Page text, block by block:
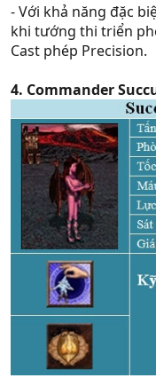
- Với khả năng đặc
khi tướng thi triển
Cast phép Precision.
4. Commander